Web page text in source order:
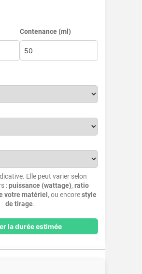
Contenance (ml)
Elle peut varier selon
:puissance (wattage),ratio
votre matériel , ou encorestyle
de tirage.
la durée estimée